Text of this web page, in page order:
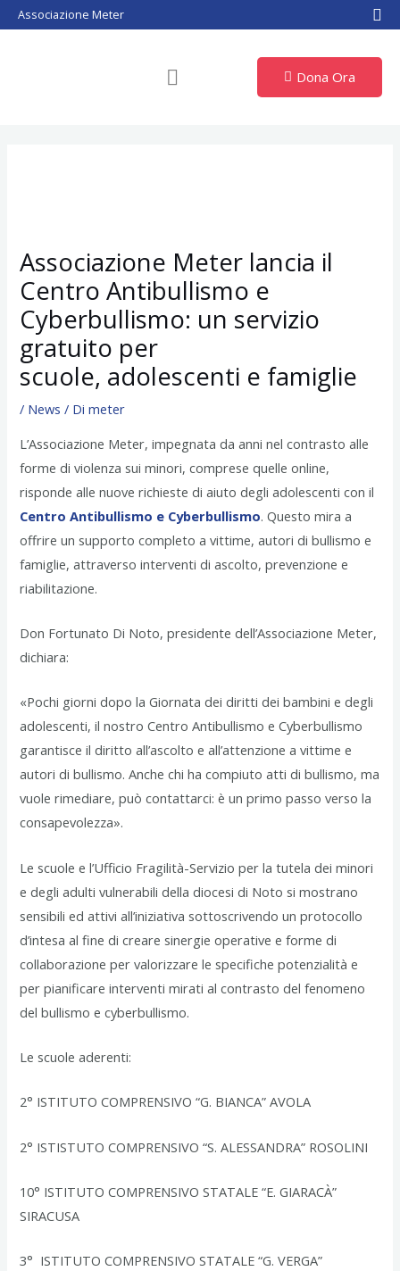
al
Associazione Meter
Dona Ora
Associazione Meter lancia il
Centro Antibullismo e
Cyberbullismo: un servizio
gratuito per
scuole, adolescenti e famiglie
/ News / Dimeter
L’Associazione Meter, impegnata da anni nel contrasto alle
forme di violenza sui minori, comprese quelle online,
risponde alle nuove richieste di aiuto degli adolescenti con il
Centro Antibullismo e Cyberbullismo. Questo mira a
offrire un supporto completo a vittime, autori di bullismo e
famiglie, attraverso interventi di ascolto, prevenzione e
riabilitazione.
Don Fortunato Di Noto, presidente dell’Associazione Meter,
dichiara:
«Pochi giorni dopo la Giornata dei diritti dei bambini e degli
adolescenti, il nostro Centro Antibullismo e Cyberbullismo
garantisce il diritto all’ascolto e all’attenzione a vittime e
autori di bullismo. Anche chi ha compiuto atti di bullismo, ma
vuole rimediare, può contattarci: è un primo passo verso la
consapevolezza».
Le scuole e l’Ufficio Fragilità-Servizio per la tutela dei minori
e degli adulti vulnerabili della diocesi di Noto si mostrano
sensibili ed attivi all’iniziativa sottoscrivendo un protocollo
d’intesa al fine di creare sinergie operative e forme di
collaborazione per valorizzare le specifiche potenzialità e
per pianificare interventi mirati al contrasto del fenomeno
del bullismo e cyberbullismo.
Le scuole aderenti:
2° ISTITUTO COMPRENSIVO “G. BIANCA” AVOLA
2° ISTISTUTO COMPRENSIVO “S. ALESSANDRA” ROSOLINI
10° ISTITUTO COMPRENSIVO STATALE “E. GIARACÀ”
SIRACUSA
3° ISTITUTO COMPRENSIVO STATALE “G. VERGA”